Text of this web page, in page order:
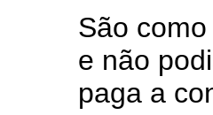
São
e não
paga a